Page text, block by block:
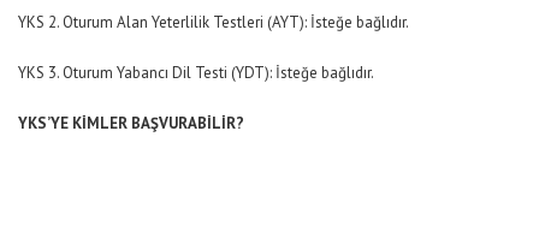
YKS 2. Oturum Alan Yeterlilik Testleri (AYT): İsteğe bağlıdır.
YKS 3. Oturum Yabancı Dil Testi (YDT): İsteğe bağlıdır.
YKS’YE KİMLER BAŞVURABİLİR?